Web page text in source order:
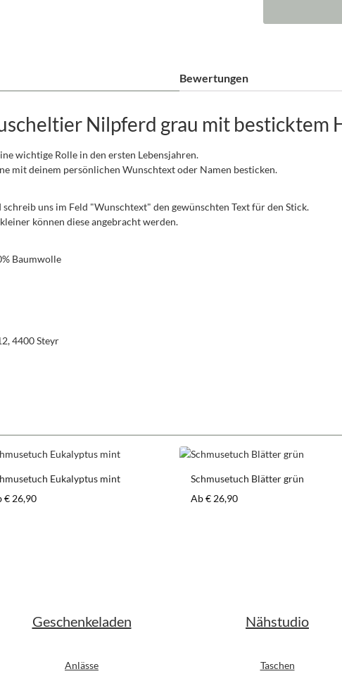
Bewertungen
Nilpferd grau mit besticktem
wichtige Rolle in den ersten Lebensjahren.
mit deinem persönlichen Wunschtext oder Namen besticken.
uns im Feld "Wunschtext" den gewünschten Text für den Stick.
können diese angebracht werden.
Baumwolle
4400 Steyr
Eukalyptus mint
Preis:
€ 26,90
Schmusetuch Blätter grün
Regulärer Preis:
Ab€ 26,90
Geschenkeladen
Anlässe
Nähstudio
Taschen